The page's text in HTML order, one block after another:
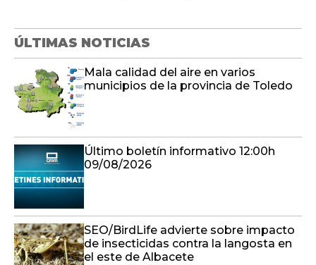
ÚLTIMAS NOTICIAS
Mala calidad del aire en varios
municipios de la provincia de Toledo
Último boletín informativo 12:00h
09/08/2026
SEO/BirdLife advierte sobre impacto
de insecticidas contra la langosta en
el este de Albacete